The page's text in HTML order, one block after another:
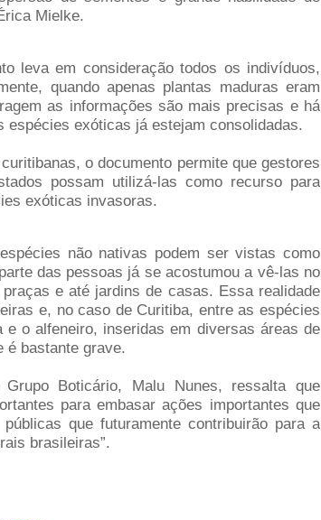
Mielke.
leva em consideração todos os indivíduos,
quando apenas plantas maduras eram
as informações são mais precisas e há
espécies exóticas já estejam consolidadas.
o documento permite que gestores
possam utilizá-las como recurso para
exóticas invasoras.
não nativas podem ser vistas como
das pessoas já se acostumou a vê-las no
e até jardins de casas. Essa realidade
e, no caso de Curitiba, entre as espécies
o alfeneiro, inseridas em diversas áreas de
é bastante grave.
Boticário, Malu Nunes, ressalta que
para embasar ações importantes que
que futuramente contribuirão para a
brasileiras”.